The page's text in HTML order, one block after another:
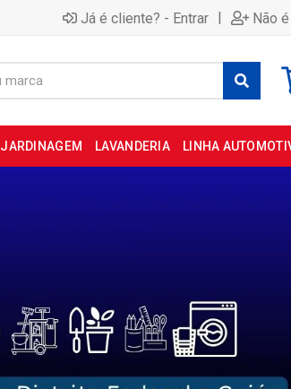
Já é cliente? - Entrar | Não
JARDINAGEM LAVANDERIA LINHA